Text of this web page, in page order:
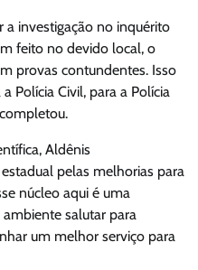
a investigação no inquérito
feito no devido local, o
provas contundentes. Isso
Polícia Civil, para a Polícia
Aldênis
pelas melhorias para
núcleo aqui é uma
salutar para
um melhor serviço para